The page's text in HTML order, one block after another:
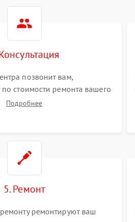
позвонит вам,
по стоимости ремонта вашего
ответит на все ваши вопросы.
Подробнее
5. Ремонт
ремонтируют ваш